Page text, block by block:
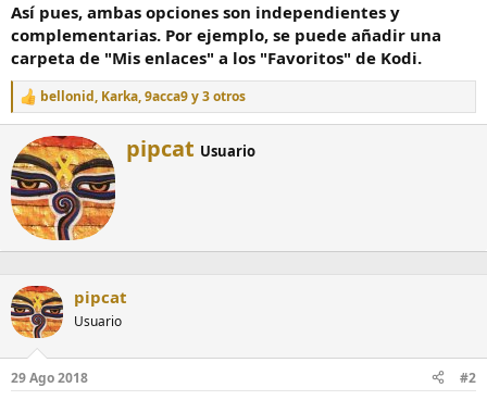
Así pues, ambas opciones son independientes y
complementarias. Por ejemplo, se puede añadir una
carpeta de "Mis enlaces" a los "Favoritos" de Kodi.
R
e
c
c
i
o
n
bellonid, Karka,9acca9y 3 otros
W
r
y
pipcat Usuario
pipcat
Usuario
29 Ago 2018 #2